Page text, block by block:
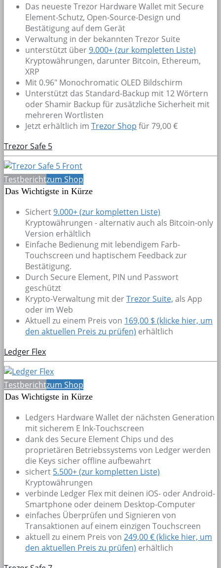
Das neueste Trezor Hardware Wallet mit Secure
Element-Schutz, Open-Source-Design und
Bestätigung auf dem Gerät
Verwaltung in der bekannten Trezor Suite
unterstützt über9.000+(zur kompletten Liste)
Kryptowährungen, darunter Bitcoin, Ethereum,
XRP
Mit 0.96" Monochromatic OLED Bildschirm
Unterstützt das Standard-Backup mit 12 Wörtern
oder Shamir Backup für zusätzliche Sicherheit mit
mehreren Wortlisten
Jetzt erhältlich im Trezor Shop für 79,00 €
Trezor Safe 5
Testberichtzum Shop
Das Wichtigste in Kürze
Sichert9.000+(zur kompletten Liste)
Kryptowährungen - alternativ auch als Bitcoin-only
Version erhältlich
Einfache Bedienung mit lebendigem Farb-
Touchscreen und haptischem Feedback zur
Bestätigung.
Durch Secure Element, PIN und Passwort
geschützt
Krypto-Verwaltung mit derTrezor Suite, als App
oder im Web
Aktuell zu einem Preis von 169,00 $ (klicke hier, um
den aktuellen Preis zu prüfen) erhältlich
Ledger Flex
Testberichtzum Shop
Das Wichtigste in Kürze
Ledgers Hardware Wallet der nächsten Generation
mit sicherem E Ink-Touchscreen
dank des Secure Element Chips und des
proprietären Betriebssystems von Ledger werden
die Keys sicher offline aufbewahrt
sichert 5.500+(zur kompletten Liste)
Kryptowährungen
verbinde Ledger Flex mit deinen iOS- oder Android-
Smartphone oder deinem Desktop-Computer
einfaches Überprüfen und Signieren von
Transaktionen auf einem einzigen Touchscreen
aktuell zu einem Preis von 249,00 € (klicke hier, um
den aktuellen Preis zu prüfen) erhältlich